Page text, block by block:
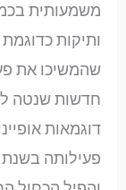
משמעותית
ותיקות
שהמשיכו את
חדשות שנטה
דוגמאות